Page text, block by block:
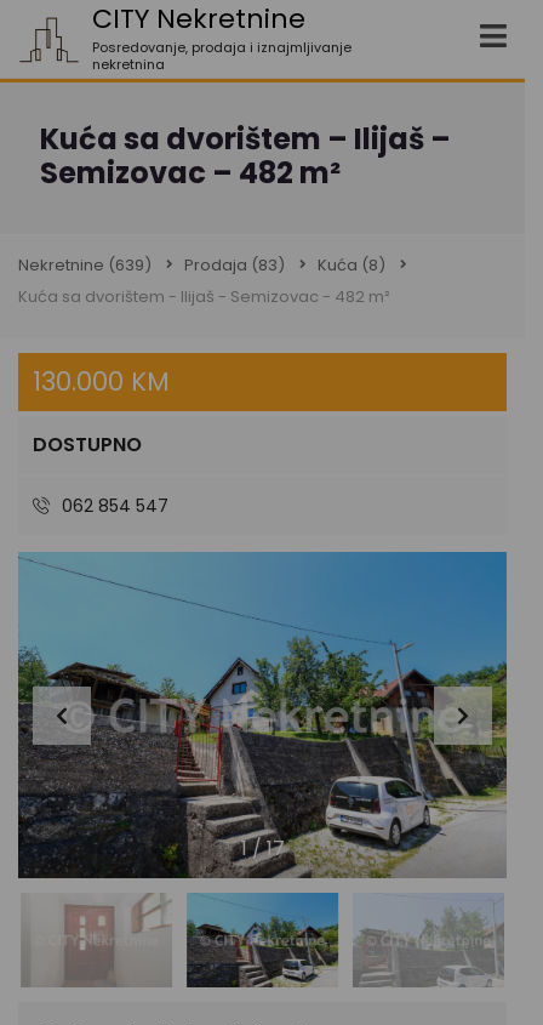
CITY Nekretnine
Posredovanje, prodaja i iznajmljivanje
nekretnina
Kuća sa dvorištem – Ilijaš –
Semizovac – 482 m²
Nekretnine (639) Prodaja (83) Kuća (8)
Kuća sa dvorištem - Ilijaš - Semizovac - 482 m²
130.000 KM
DOSTUPNO
062 854 547
1/17